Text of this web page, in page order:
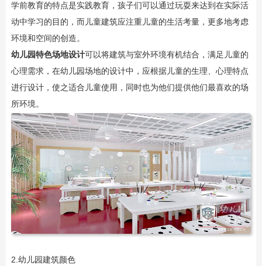
学前教育的特点是实践教育，孩子们可以通过玩耍来达到在实际活
动中学习的目的，而儿童建筑应注重儿童的生活考量，更多地考虑
环境和空间的创造。
幼儿园特色场地设计可以将建筑与室外环境有机结合，满足儿童的
心理需求，在幼儿园场地的设计中，应根据儿童的生理、心理特点
进行设计，使之适合儿童使用，同时也为他们提供他们最喜欢的场
所环境。
2.幼儿园建筑颜色